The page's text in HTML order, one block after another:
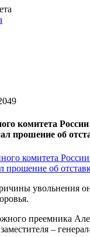
комитета
прошение об
увольнения
преемника
–